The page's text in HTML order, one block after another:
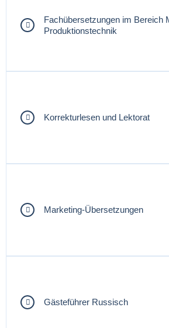
Fachübersetzungen im Bereich
Produktionstechnik
Korrekturlesen und Lektorat
Marketing-Übersetzungen
Gästeführer Russisch